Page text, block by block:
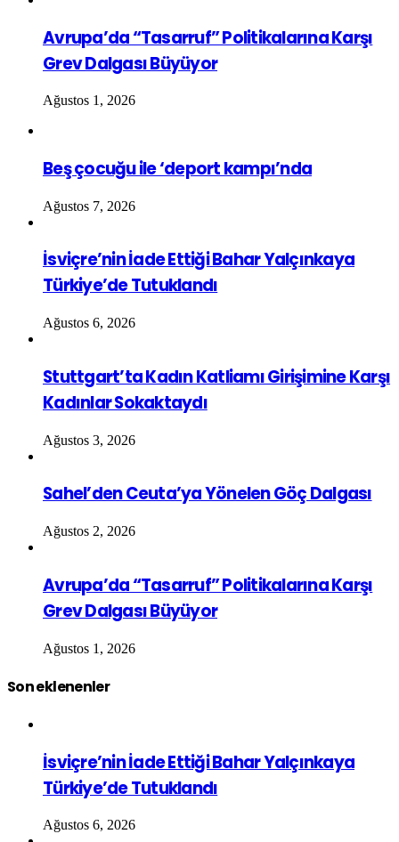
Avrupa’da “Tasarruf” Politikalarına Karşı
Grev Dalgası Büyüyor
Ağustos 1, 2026
Beş çocuğu ile ‘deport kampı’nda
Ağustos 7, 2026
İsviçre’nin İade Ettiği Bahar Yalçınkaya
Türkiye’de Tutuklandı
Ağustos 6, 2026
Stuttgart’ta Kadın Katliamı Girişimine Karşı
Kadınlar Sokaktaydı
Ağustos 3, 2026
Sahel’den Ceuta’ya Yönelen Göç Dalgası
Ağustos 2, 2026
Avrupa’da “Tasarruf” Politikalarına Karşı
Grev Dalgası Büyüyor
Ağustos 1, 2026
Son eklenenler
İsviçre’nin İade Ettiği Bahar Yalçınkaya
Türkiye’de Tutuklandı
Ağustos 6, 2026